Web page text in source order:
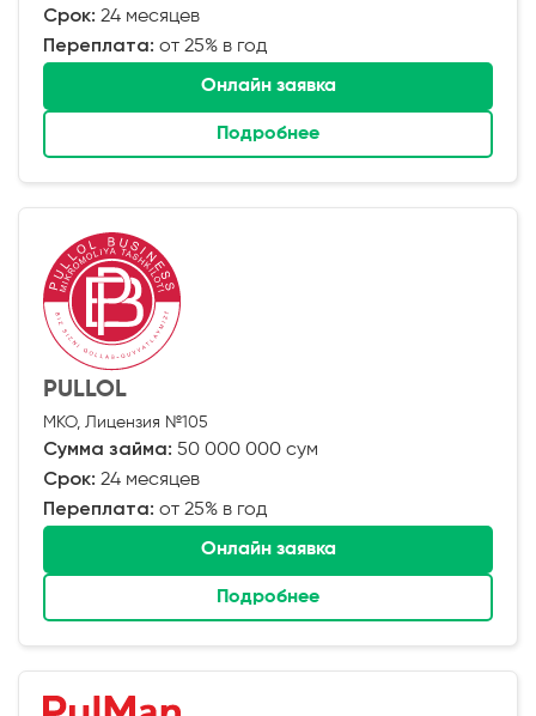
Срок: 24 месяцев
Переплата: от 25% в год
Онлайн заявка
Подробнее
PULLOL
МКО, Лицензия №105
Сумма займа: 50 000 000 сум
Срок: 24 месяцев
Переплата: от 25% в год
Онлайн заявка
Подробнее